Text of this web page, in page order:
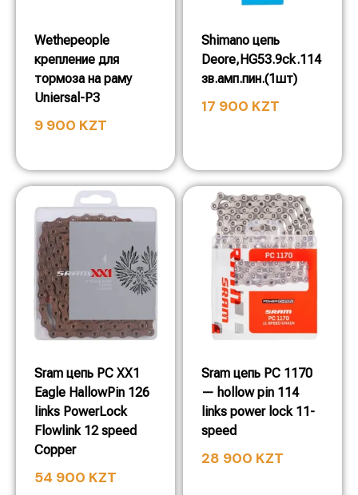
Wethepeople
крепление для
тормоза на раму
Uniersal-P3
9 900 KZT
Shimano цепь
Deore,HG53.9ck.114
зв.амп.пин.(1шт)
17 900 KZT
Sram цепь PC XX1
Eagle HallowPin 126
links PowerLock
Flowlink 12 speed
Copper
54 900 KZT
Sram цепь PC 1170
— hollow pin 114
links power lock 11-
speed
28 900 KZT